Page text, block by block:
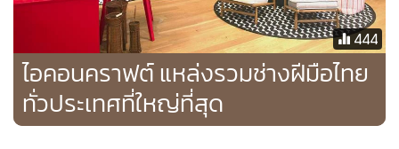
444
ไอคอนคราฟต์ แหล่งรวมช่างฝีมือไทย
ทั่วประเทศที่ใหญ่ที่สุด